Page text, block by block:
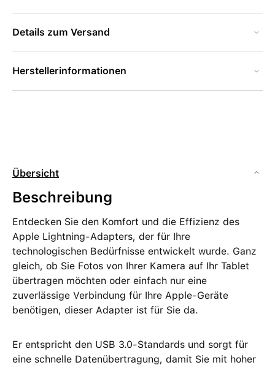
Details zum Versand
Herstellerinformationen
Übersicht
Beschreibung
Entdecken Sie den Komfort und die Effizienz des
Apple Lightning-Adapters, der für Ihre
technologischen Bedürfnisse entwickelt wurde. Ganz
gleich, ob Sie Fotos von Ihrer Kamera auf Ihr Tablet
übertragen möchten oder einfach nur eine
zuverlässige Verbindung für Ihre Apple-Geräte
benötigen, dieser Adapter ist für Sie da.
Er entspricht den USB 3.0-Standards und sorgt für
eine schnelle Datenübertragung, damit Sie mit hoher